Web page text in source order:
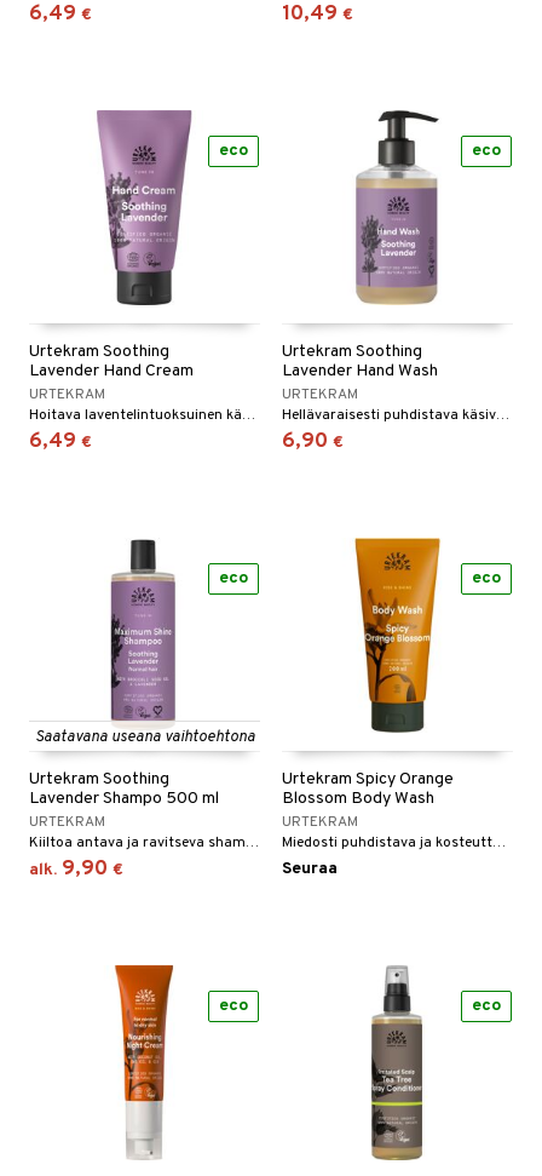
6,49 € 10,49 €
Urtekram Soothing
Lavender Hand Cream
URTEKRAM
Hoitava laventelintuoksuinen käsivoide.
6,49 €
eco
Urtekram Soothing
Lavender Hand Wash
URTEKRAM
Hellävaraisesti puhdistava käsivoide, jossa on rauhoittava laventelin tuoksu.
6,90 €
eco
Saatavana useana vaihtoehtona
Urtekram Soothing
Lavender Shampo 500 ml
URTEKRAM
Kiiltoa antava ja ravitseva shampoo.
alk. 9,90 €
eco
Urtekram Spicy Orange
Blossom Body Wash
URTEKRAM
Miedosti puhdistava ja kosteuttava suihkusaippua.
Seuraa
eco
eco eco